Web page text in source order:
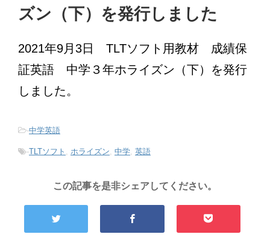
ズン（下）を発行しました
2021年9月3日 TLTソフト用教材 成績保
証英語 中学３年ホライズン（下）を発行
しました。
-中学英語
-TLTソフト , ホライズン, 中学, 英語
この記事を是非シェアしてください。